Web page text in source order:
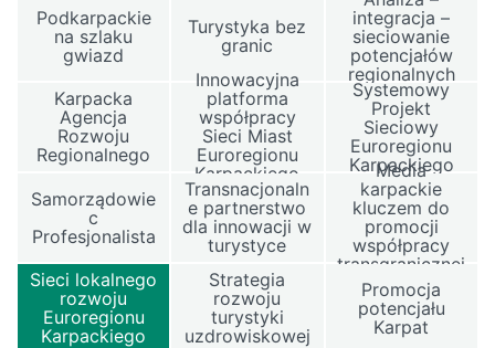
Podkarpackie
na szlaku
gwiazd
Turystyka bez
granic
integracja –
sieciowanie
potencjałów
regionalnych
Karpacka
Agencja
Rozwoju
Regionalnego
Innowacyjna
platforma
współpracy
Sieci Miast
Euroregionu
Karpackiego
Systemowy
Projekt
Sieciowy
Euroregionu
Karpackiego
Samorządowie
c
Profesjonalista
Transnacjonaln
e partnerstwo
dla innowacji w
turystyce
Media
karpackie
kluczem do
promocji
współpracy
transgranicznej
Sieci lokalnego
rozwoju
Euroregionu
Karpackiego
Strategia
rozwoju
turystyki
uzdrowiskowej
Promocja
potencjału
Karpat